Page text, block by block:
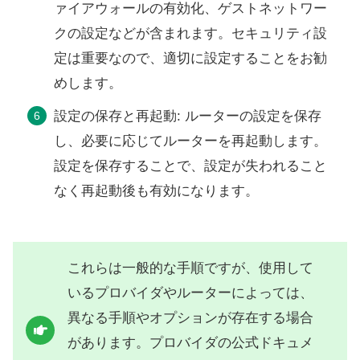
ァイアウォールの有効化、ゲストネットワー
クの設定などが含まれます。セキュリティ設
定は重要なので、適切に設定することをお勧
めします。
設定の保存と再起動: ルーターの設定を保存
し、必要に応じてルーターを再起動します。
設定を保存することで、設定が失われること
なく再起動後も有効になります。
これらは一般的な手順ですが、使用して
いるプロバイダやルーターによっては、
異なる手順やオプションが存在する場合
があります。プロバイダの公式ドキュメ